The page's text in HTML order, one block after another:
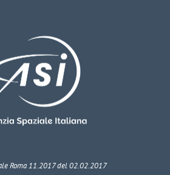
Roma 11.2017 del 02.02.2017